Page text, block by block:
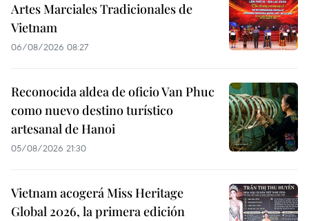
Artes Marciales Tradicionales de
Vietnam
06/08/2026 08:27
Reconocida aldea de oficio Van Phuc
como nuevo destino turístico
artesanal de Hanoi
05/08/2026 21:30
Vietnam acogerá Miss Heritage
Global 2026, la primera edición